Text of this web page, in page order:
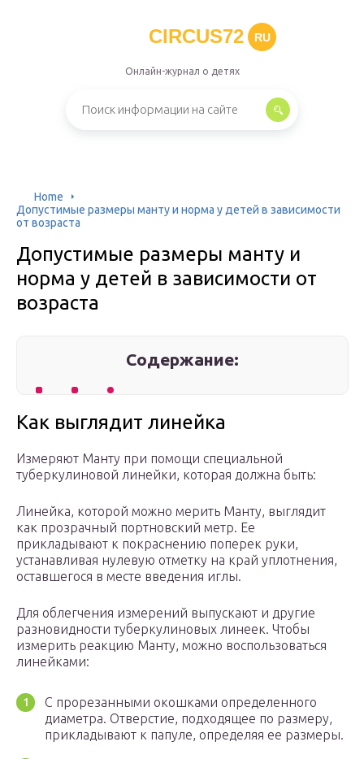
CIRCUS72 RU
Онлайн-журнал о детях
Home
Допустимые размеры манту и норма у детей в зависимости
от возраста
Допустимые размеры манту и
норма у детей в зависимости от
возраста
Содержание:
Как выглядит линейка
Измеряют Манту при помощи специальной
туберкулиновой линейки, которая должна быть:
Линейка, которой можно мерить Манту, выглядит
как прозрачный портновский метр. Ее
прикладывают к покраснению поперек руки,
устанавливая нулевую отметку на край уплотнения,
оставшегося в месте введения иглы.
Для облегчения измерений выпускают и другие
разновидности туберкулиновых линеек. Чтобы
измерить реакцию Манту, можно воспользоваться
линейками:
С прорезанными окошками определенного
диаметра. Отверстие, подходящее по размеру,
прикладывают к папуле, определяя ее размеры.